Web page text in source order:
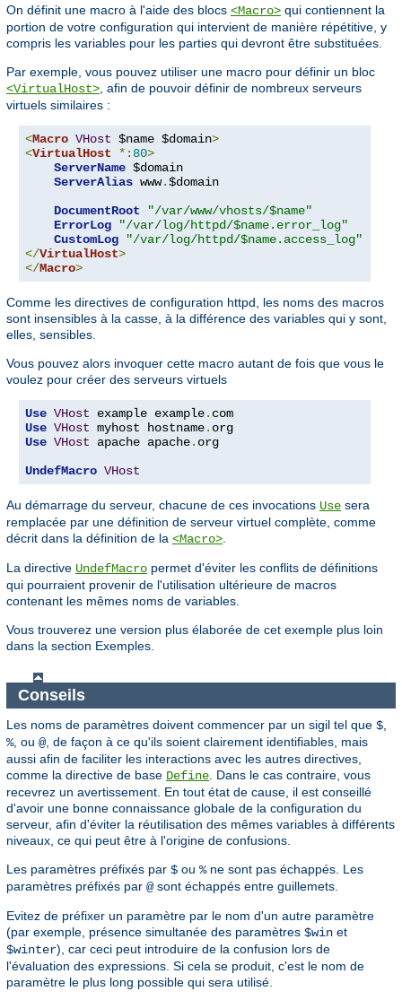
On définit une macro à l'aide des blocs <Macro> qui contiennent la
portion de votre configuration qui intervient de manière répétitive, y
compris les variables pour les parties qui devront être substituées.
Par exemple, vous pouvez utiliser une macro pour définir un bloc
<VirtualHost>, afin de pouvoir définir de nombreux serveurs
virtuels similaires :
<Macro VHost $name $domain>
<VirtualHost *: 80>
ServerName $domain
ServerAlias www.$domain
DocumentRoot
"/var/www/vhosts/$name"
ErrorLog
"/var/log/httpd/$name.error_log"
CustomLog
"/var/log/httpd/$name.access_log"
</VirtualHost>
</Macro>
Comme les directives de configuration httpd, les noms des macros
sont insensibles à la casse, à la différence des variables qui y sont,
elles, sensibles.
Vous pouvez alors invoquer cette macro autant de fois que vous le
voulez pour créer des serveurs virtuels
Use VHost example example.
Use VHost myhost hostname.
Use VHost apache apache. org
UndefMacro VHost
Au démarrage du serveur, chacune de ces invocations Use sera
remplacée par une définition de serveur virtuel complète, comme
décrit dans la définition de la <Macro>.
La directive UndefMacro permet d'éviter les conflits de définitions
qui pourraient provenir de l'utilisation ultérieure de macros
contenant les mêmes noms de variables.
Vous trouverez une version plus élaborée de cet exemple plus loin
dans la section Exemples.
Conseils
Les noms de paramètres doivent commencer par un sigil tel que $
%, ou @, de façon à ce qu'ils soient clairement identifiables, mais
aussi afin de faciliter les interactions avec les autres directives,
comme la directive de base Define . Dans le cas contraire, vous
recevrez un avertissement. En tout état de cause, il est conseillé
d'avoir une bonne connaissance globale de la configuration du
serveur, afin d'éviter la réutilisation des mêmes variables à différents
niveaux, ce qui peut être à l'origine de confusions.
Les paramètres préfixés par $ ou %ne sont pas échappés. Les
paramètres préfixés par @sont échappés entre guillemets.
Evitez de préfixer un paramètre par le nom d'un autre paramètre
(par exemple, présence simultanée des paramètres $win et
$winter), car ceci peut introduire de la confusion lors de
l'évaluation des expressions. Si cela se produit, c'est le nom de
paramètre le plus long possible qui sera utilisé.